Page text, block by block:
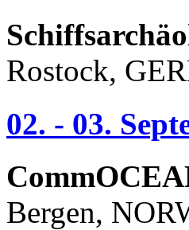
Rostock,
02. - 03.
Bergen,